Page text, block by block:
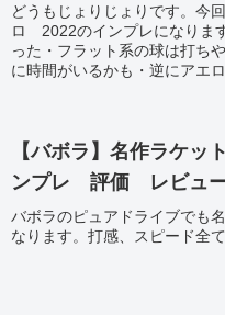
どうもじょりじょりです。今
ロ 2022のインプレになりま
った・フラット系の球は打ち
に時間がいるかも・逆にアエ
【バボラ】名作ラケ
ンプレ 評価 レビュ
バボラのピュアドライブでも
なります。打感、スピード全